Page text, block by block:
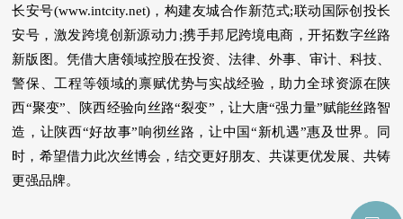
长安号(www.intcity.net)，构建友城合作新范式;联动国际创投长
安号，激发跨境创新源动力;携手邦尼跨境电商，开拓数字丝路
新版图。凭借大唐领域控股在投资、法律、外事、审计、科技、
警保、工程等领域的禀赋优势与实战经验，助力全球资源在陕
西“聚变”、陕西经验向丝路“裂变”，让大唐“强力量”赋能丝路智
造，让陕西“好故事”响彻丝路，让中国“新机遇”惠及世界。同
时，希望借力此次丝博会，结交更好朋友、共谋更优发展、共铸
更强品牌。